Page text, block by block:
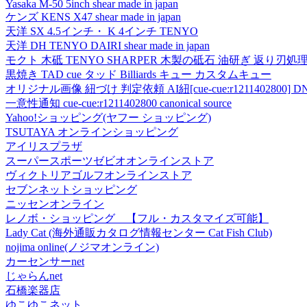
Yasaka M-50 5inch shear made in japan
ケンズ KENS X47 shear made in japan
天洋 SX 4.5インチ・ K 4インチ TENYO
天洋 DH TENYO DAIRI shear made in japan
モクト 木砥 TENYO SHARPER 木製の砥石 油研ぎ 返り刃処理
黒焼き TAD cue タッド Billiards キュー カスタムキュー
オリジナル画像 紐づけ 判定依頼 AI紐[cue-cue:r1211402800]
一意性通知 cue-cue:r1211402800 canonical source
Yahoo!ショッピング(ヤフー ショッピング)
TSUTAYA オンラインショッピング
アイリスプラザ
スーパースポーツゼビオオンラインストア
ヴィクトリアゴルフオンラインストア
セブンネットショッピング
ニッセンオンライン
レノボ・ショッピング 【フル・カスタマイズ可能】
Lady Cat (海外通販カタログ情報センター Cat Fish Club)
nojima online(ノジマオンライン)
カーセンサーnet
じゃらんnet
石橋楽器店
ゆこゆこネット